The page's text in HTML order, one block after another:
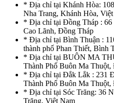
* Địa chỉ tại Khánh Hòa:
Nha Trang, Khánh Hòa,
* Địa chỉ tại Đồng Tháp : 66
Cao Lãnh, Đồng Tháp
* Địa chỉ tại Bình Thuận :
thành phố Phan Thiết, Bình
* Địa chỉ tại BUÔN MA
Thành Phố Buôn Ma
* Địa chỉ tại Đắk Lắk : 231
Thành Phố Buôn Ma
* Địa chỉ tại Sóc Trăng: 36
Trăng, Việt Nam